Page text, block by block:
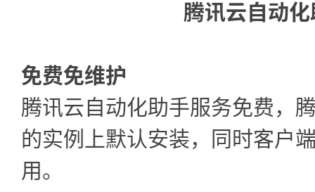
腾讯云自动
免费免维护
腾讯云自动化助手服务免费，
的实例上默认安装，同时客户
用。